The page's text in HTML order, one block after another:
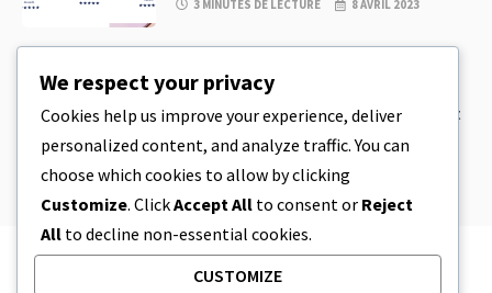
3 MINUTES DE LECTURE 8 AVRIL 2023
CBD EDIBLES
Pâte à biscuits au CBD et produits
comestibles au CBD incroyablement
simples à préparer à la maison
5 MINUTES DE LECTURE
We respect your privacy
Cookies help us improve your experience, deliver
personalized content, and analyze traffic. You can
choose which cookies to allow by clicking
Customize. ClickAccept All to consent or Reject
All to decline non-essential cookies.
CUSTOMIZE